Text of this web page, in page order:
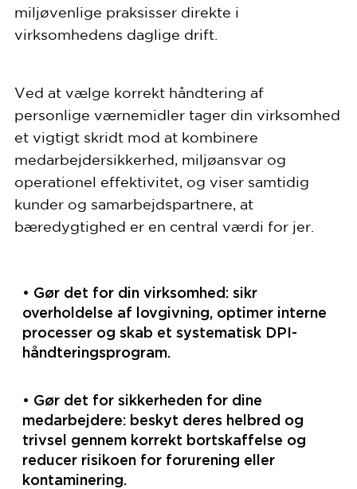
miljøvenlige praksisser direkte i
virksomhedens daglige drift.
Ved at vælge korrekt håndtering af
personlige værnemidler tager din virksomhed
et vigtigt skridt mod at kombinere
medarbejdersikkerhed, miljøansvar og
operationel effektivitet, og viser samtidig
kunder og samarbejdspartnere, at
bæredygtighed er en central værdi for jer.
• Gør det for din virksomhed: sikr
overholdelse af lovgivning, optimer interne
processer og skab et systematisk DPI-
håndteringsprogram.
• Gør det for sikkerheden for dine
medarbejdere: beskyt deres helbred og
trivsel gennem korrekt bortskaffelse og
reducer risikoen for forurening eller
kontaminering.